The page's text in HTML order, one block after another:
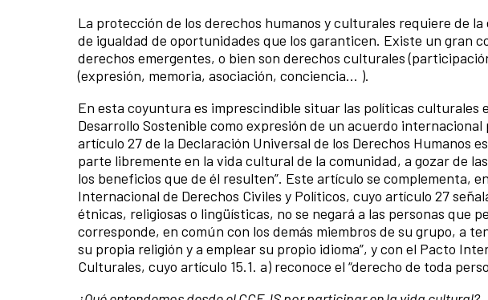
La protección de los derechos humanos y culturales requiere de
de igualdad de oportunidades que los garanticen. Existe un gran
derechos emergentes, o bien son derechos culturales
(expresión, memoria, asociación, conciencia... ).
En esta coyuntura es imprescindible situar las políticas culturales
Desarrollo Sostenible como expresión de un acuerdo
artículo 27 de la Declaración Universal de los Derechos Humanos
parte libremente en la vida cultural de la comunidad, a gozar de
los beneficios que de él resulten”. Este artículo se complementa,
Internacional de Derechos Civiles y Políticos, cuyo artículo 27
étnicas, religiosas o lingüísticas, no se negará a las personas que
corresponde, en común con los demás miembros de su grupo, a
su propia religión y a emplear su propio idioma”, y con el Pacto
Culturales, cuyo artículo 15.1. a) reconoce el “derecho de toda